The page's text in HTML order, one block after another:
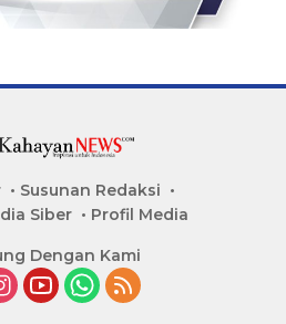
Susunan Redaksi
Siber
Profil Media
Dengan Kami